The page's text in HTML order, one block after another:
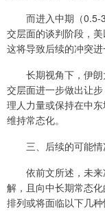
而进入中期（0.5-3
交层面的谈判阶段，
这将导致后续的冲突进
长期视角下，伊朗
交层面进一步做出让
理人力量或保持在中
维持常态化。
三、后续的可能情
依前文所述，未来
解，且向中长期常态
排列或将面临以下几种